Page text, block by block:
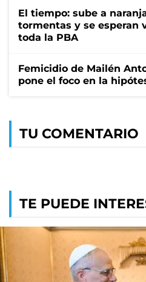
El tiempo: sube a
tormentas y se esperan
toda la PBA
Femicidio de Mailén
pone el foco en la
TU COMENTARIO
TE PUEDE